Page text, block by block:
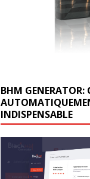
BHM GENERATOR:
INDISPENSABLE